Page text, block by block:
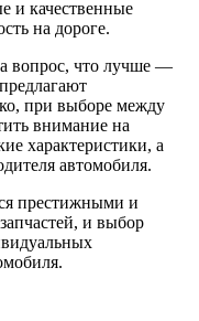
и качественные
на дороге.
вопрос, что лучше —
при выборе между
внимание на
характеристики, а
автомобиля.
престижными и
и выбор